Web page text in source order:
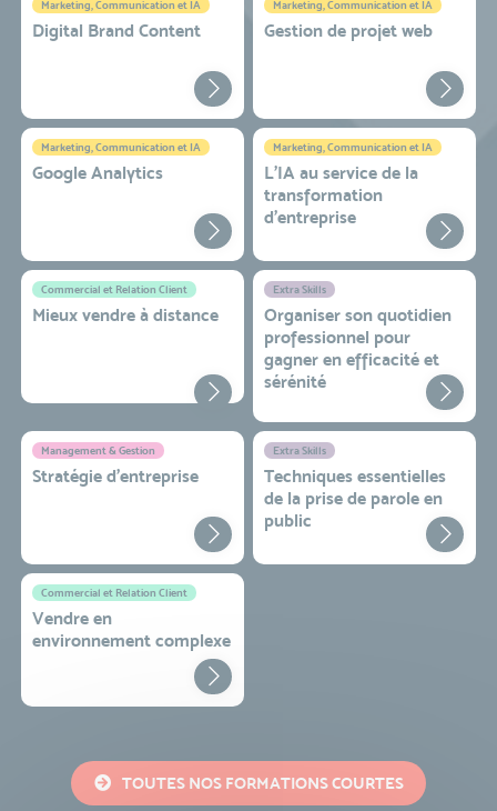
Marketing, Communication et IA
Digital Brand Content
Marketing, Communication et IA
Gestion de projet web
Marketing, Communication et IA
Google Analytics
Marketing, Communication et IA
L'IA au service de la
transformation
d'entreprise
Commercial et Relation Client
Mieux vendre à distance
Extra Skills
Organiser son quotidien
professionnel pour
gagner en efficacité et
sérénité
Management & Gestion
Stratégie d’entreprise
Extra Skills
Techniques essentielles
de la prise de parole en
public
Commercial et Relation Client
Vendre en
environnement complexe
TOUTES NOS FORMATIONS COURTES